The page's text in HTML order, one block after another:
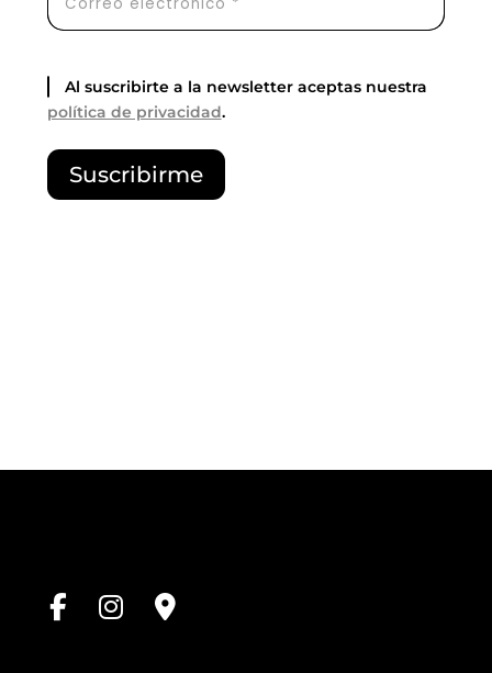
Al suscribirte a la newsletter aceptas nuestra
política de privacidad.
P
o
c
a
Suscribirme